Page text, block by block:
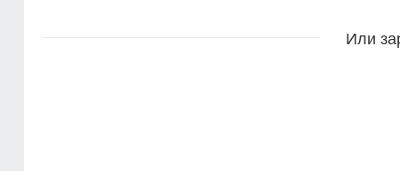
Или